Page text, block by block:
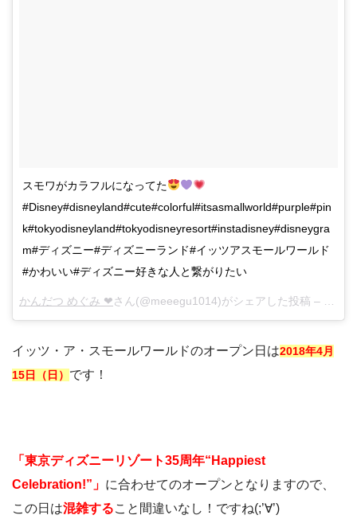
スモワがカラフルになってた
#Disney#disneyland#cute#colorful#itsasmallworld#purple#pin
k#tokyodisneyland#tokyodisneyresort#instadisney#disneygra
m#ディズニー#ディズニーランド#イッツアスモールワールド
#かわいい#ディズニー好きな人と繋がりたい
かんだつ めぐみ ❤︎さん(@meeegu1014)がシェアした投稿 –
イッツ・ア・スモールワールドのオープン日は2018年4月
15日（日） です！
「東京ディズニーリゾート35周年“Happiest
Celebration!”」 に合わせてのオープンとなりますので、
この日は混雑すること間違いなし！ですね(;’∀’)